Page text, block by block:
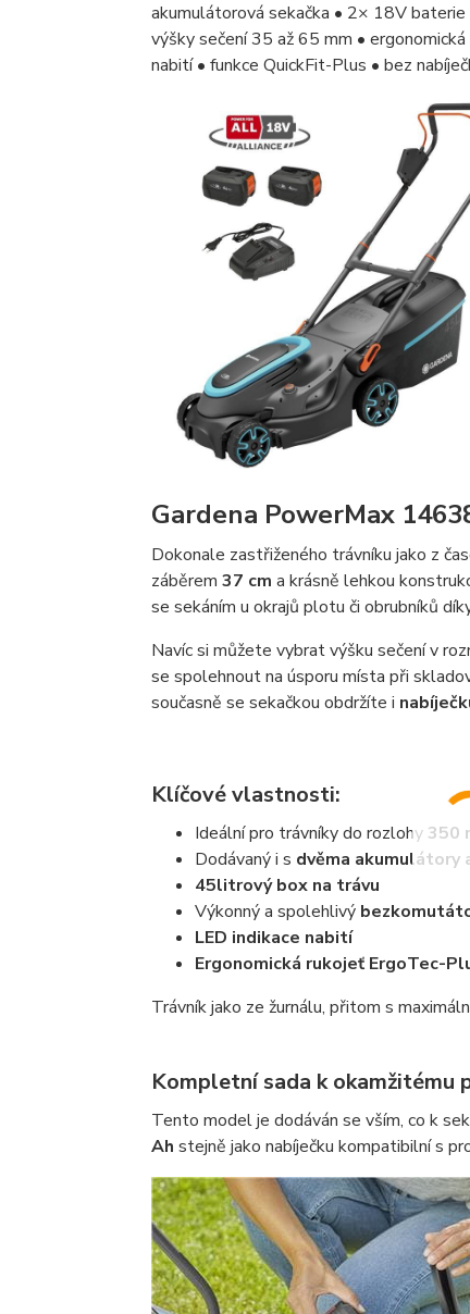
akumulátorová sekačka • 2× 18V
výšky sečení 35 až 65 mm •
nabití • funkce QuickFit-Plus • bez
Gardena PowerMax
Dokonale zastřiženého trávníku jako z
záběrem 37 cm a krásně lehkou
se sekáním u okrajů plotu či obrubníků
Navíc si můžete vybrat výšku sečení v
se spolehnout na úsporu místa při
současně se sekačkou obdržíte i
Klíčové vlastnosti:
Ideální pro trávníky do rozlohy 350
Dodávaný i s dvěma akumulátory
45litrový box na trávu
Výkonný a spolehlivý
LED indikace nabití
Ergonomická rukojeť ErgoTec-
Trávník jako ze žurnálu, přitom s
Kompletní sada k okamžitému
Tento model je dodáván se vším, co k
Ah stejně jako nabíječku kompatibilní s